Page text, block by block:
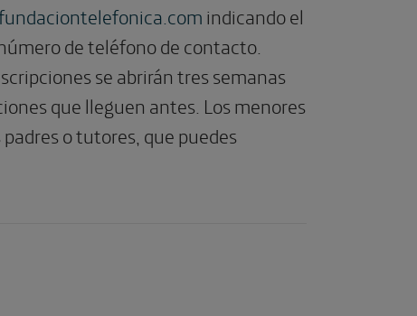
indicando el
de teléfono de contacto.
se abrirán tres semanas
que lleguen antes. Los menores
o tutores, que puedes